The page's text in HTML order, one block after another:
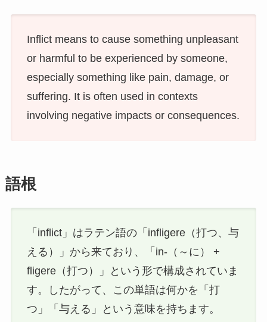
Inflict means to cause something unpleasant
or harmful to be experienced by someone,
especially something like pain, damage, or
suffering. It is often used in contexts
involving negative impacts or consequences.
語根
「inflict」はラテン語の「infligere（打つ、与
える）」から来ており、「in-（～に） +
fligere（打つ）」という形で構成されていま
す。したがって、この単語は何かを「打
つ」「与える」という意味を持ちます。